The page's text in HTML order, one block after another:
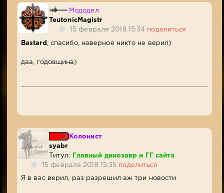
Мододел
TeutonicMagistr
15 февраля 2018 15:34 поделиться
Bastard , спасибо, наверное никто не верил)
даа, годовщина)
Колонист
syabr
Титул:
Главный динозавр и ГГ сайта
15 февраля 2018 15:35 поделиться
Я в вас верил, раз разрешил аж три новости